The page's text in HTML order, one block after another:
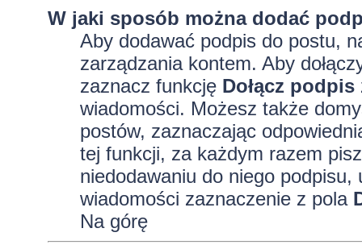
W jaki sposób można dodać
Aby dodawać podpis do postu,
zarządzania kontem. Aby
zaznacz funkcję Dołącz podpis
wiadomości. Możesz także
postów, zaznaczając
tej funkcji, za każdym razem
niedodawaniu do niego
wiadomości zaznaczenie z pola
Na górę